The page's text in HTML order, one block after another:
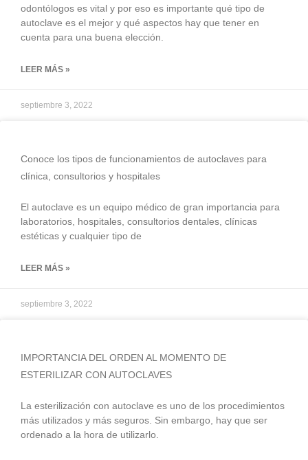
odontólogos es vital y por eso es importante qué tipo de
autoclave es el mejor y qué aspectos hay que tener en
cuenta para una buena elección.
LEER MÁS »
septiembre 3, 2022
Conoce los tipos de funcionamientos de autoclaves para
clínica, consultorios y hospitales
El autoclave es un equipo médico de gran importancia para
laboratorios, hospitales, consultorios dentales, clínicas
estéticas y cualquier tipo de
LEER MÁS »
septiembre 3, 2022
IMPORTANCIA DEL ORDEN AL MOMENTO DE
ESTERILIZAR CON AUTOCLAVES
La esterilización con autoclave es uno de los procedimientos
más utilizados y más seguros. Sin embargo, hay que ser
ordenado a la hora de utilizarlo.